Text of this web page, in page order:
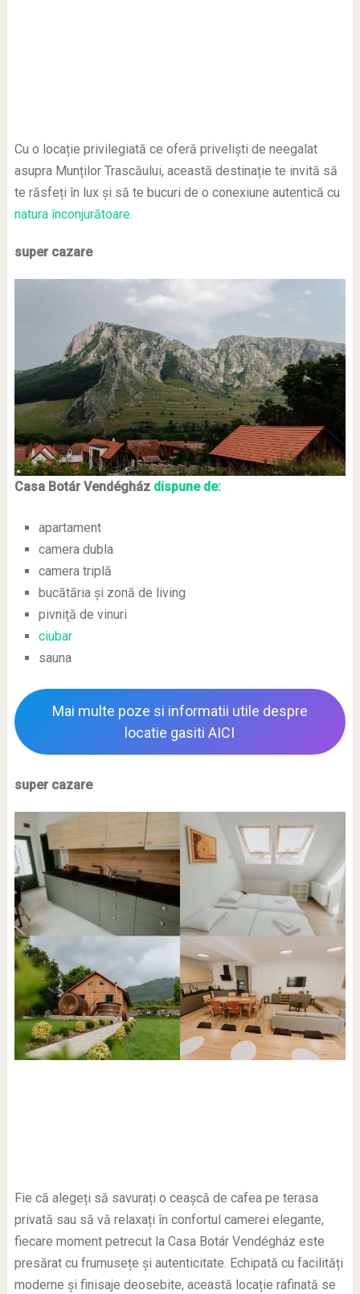
Cu o locație privilegiată ce oferă priveliști de neegalat
asupra Munților Trascăului, această destinație te invită să
te răsfeți în lux și să te bucuri de o conexiune autentică cu
natura înconjurătoare.
super cazare
Casa Botár Vendégház dispune de:
apartament
camera dubla
camera triplă
bucătăria și zonă de living
pivniță de vinuri
ciubar
sauna
Mai multe poze si informatii utile despre
locatie gasiti AICI
super cazare
Fie că alegeți să savurați o ceașcă de cafea pe terasa
privată sau să vă relaxați în confortul camerei elegante,
fiecare moment petrecut la Casa Botár Vendégház este
presărat cu frumusețe și autenticitate. Echipată cu facilități
moderne și finisaje deosebite, această locație rafinată se